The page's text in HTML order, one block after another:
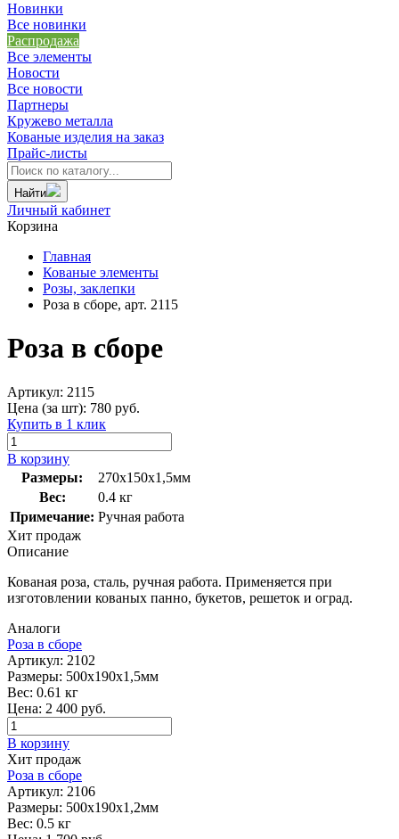
Новинки
Все новинки
Распродажа
Все элементы
Новости
Все новости
Партнеры
Кружево металла
Кованые изделия на заказ
Прайс-листы
Найти
Личный кабинет
Корзина
Главная
Кованые элементы
Розы, заклепки
Роза в сборе, арт. 2115
Роза в сборе
Артикул: 2115
Цена (за шт): 780 руб.
Купить в 1 клик
В корзину
Размеры:
270х150х1,5мм
Вес:
0.4 кг
Примечание: Ручная работа
Хит продаж
Описание
Кованая роза, сталь, ручная работа. Применяется при
изготовлении кованых панно, букетов, решеток и оград.
Аналоги
Роза в сборе
Артикул: 2102
Размеры: 500х190х1,5мм
Вес: 0.61 кг
Цена: 2 400 руб.
В корзину
Хит продаж
Роза в сборе
Артикул: 2106
Размеры: 500х190х1,2мм
Вес: 0.5 кг